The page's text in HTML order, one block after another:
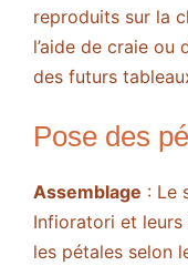
reproduits sur la
l’aide de craie
des futurs
Pose des
Assemblage : Le
Infioratori et
les pétales selon